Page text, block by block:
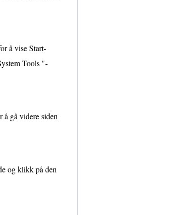
å vise Start-
Tools "-
gå videre siden
og klikk på den